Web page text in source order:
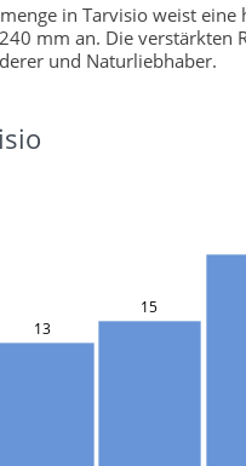
in Tarvisio weist
mm an. Die
und Naturliebhaber.
13
15